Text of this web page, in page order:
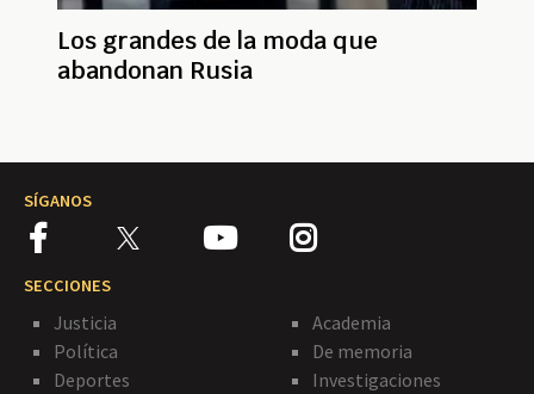
Los grandes de la moda que
abandonan Rusia
SÍGANOS
SECCIONES
Justicia
Política
Deportes
Academia
De memoria
Investigaciones